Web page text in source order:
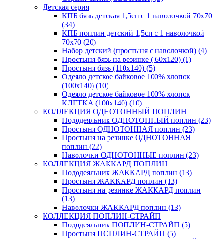
Детская серия
КПБ бязь детская 1,5сп с 1 наволочкой 70х70
(34)
КПБ поплин детский 1,5сп с 1 наволочкой
70х70 (20)
Набор детский (простыня с наволочкой) (4)
Простыня бязь на резинке ( 60х120) (1)
Простыня бязь (110х140) (5)
Одеяло детское байковое 100% хлопок
(100х140) (10)
Одеяло детское байковое 100% хлопок
КЛЕТКА (100х140) (10)
КОЛЛЕКЦИЯ ОДНОТОННЫЙ ПОПЛИН
Пододеяльник ОДНОТОННЫЙ поплин (23)
Простыня ОДНОТОННАЯ поплин (23)
Простыня на резинке ОДНОТОННАЯ
поплин (22)
Наволочки ОДНОТОННЫЕ поплин (23)
КОЛЛЕКЦИЯ ЖАККАРД ПОПЛИН
Пододеяльник ЖАККАРД поплин (13)
Простыня ЖАККАРД поплин (13)
Простыня на резинке ЖАККАРД поплин
(13)
Наволочки ЖАККАРД поплин (13)
КОЛЛЕКЦИЯ ПОПЛИН-СТРАЙП
Пододеяльник ПОПЛИН-СТРАЙП (5)
Простыня ПОПЛИН-СТРАЙП (5)